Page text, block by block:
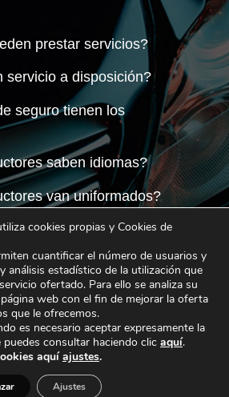
prestar servicios?
servicio a disposición?
seguro tienen los
saben idiomas?
van uniformados?
incluyen algún refresco,
al conductor en las
deja el conductor en
de salida al
cookies propias y Cookies de
cuantificar el número de usuarios y
análisis estadístico de la utilización que
ofertado. Para ello se analiza su
web con el fin de mejorar la oferta
que le ofrecemos.
es necesario aceptar expresamente la
consultar haciendo clic aquí.
aquíajustes.
Ajustes